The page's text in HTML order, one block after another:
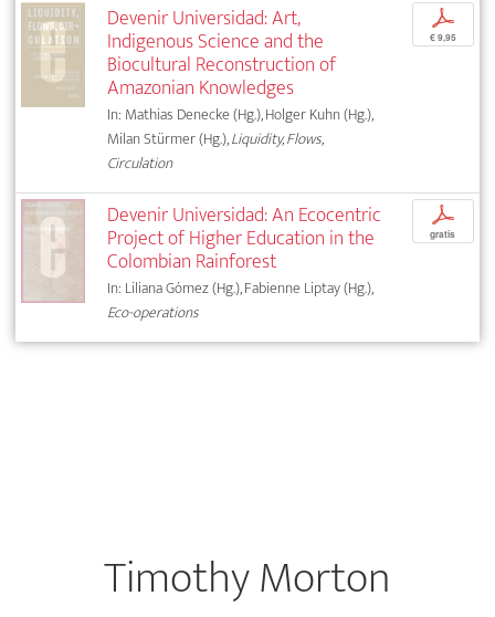
Devenir Universidad: Art,
Indigenous Science and the
Biocultural Reconstruction of
Amazonian Knowledges
In: Mathias Denecke (Hg.), Holger Kuhn (Hg.),
Milan Stürmer (Hg.),Liquidity, Flows,
Circulation
p
€ 9,95
Devenir Universidad: An Ecocentric
Project of Higher Education in the
Colombian Rainforest
In: Liliana Gómez (Hg.), Fabienne Liptay (Hg.),
Eco-operations
p
gratis
Timothy Morton